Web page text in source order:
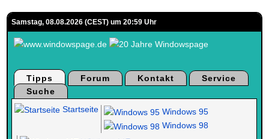
Samstag, 08.08.2026 (CEST) um 20:59 Uhr
Tipps Forum Kontakt
Service
Suche
Startseite
Windows 95
Windows 98